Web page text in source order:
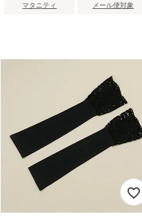
マタニティ メール便対象